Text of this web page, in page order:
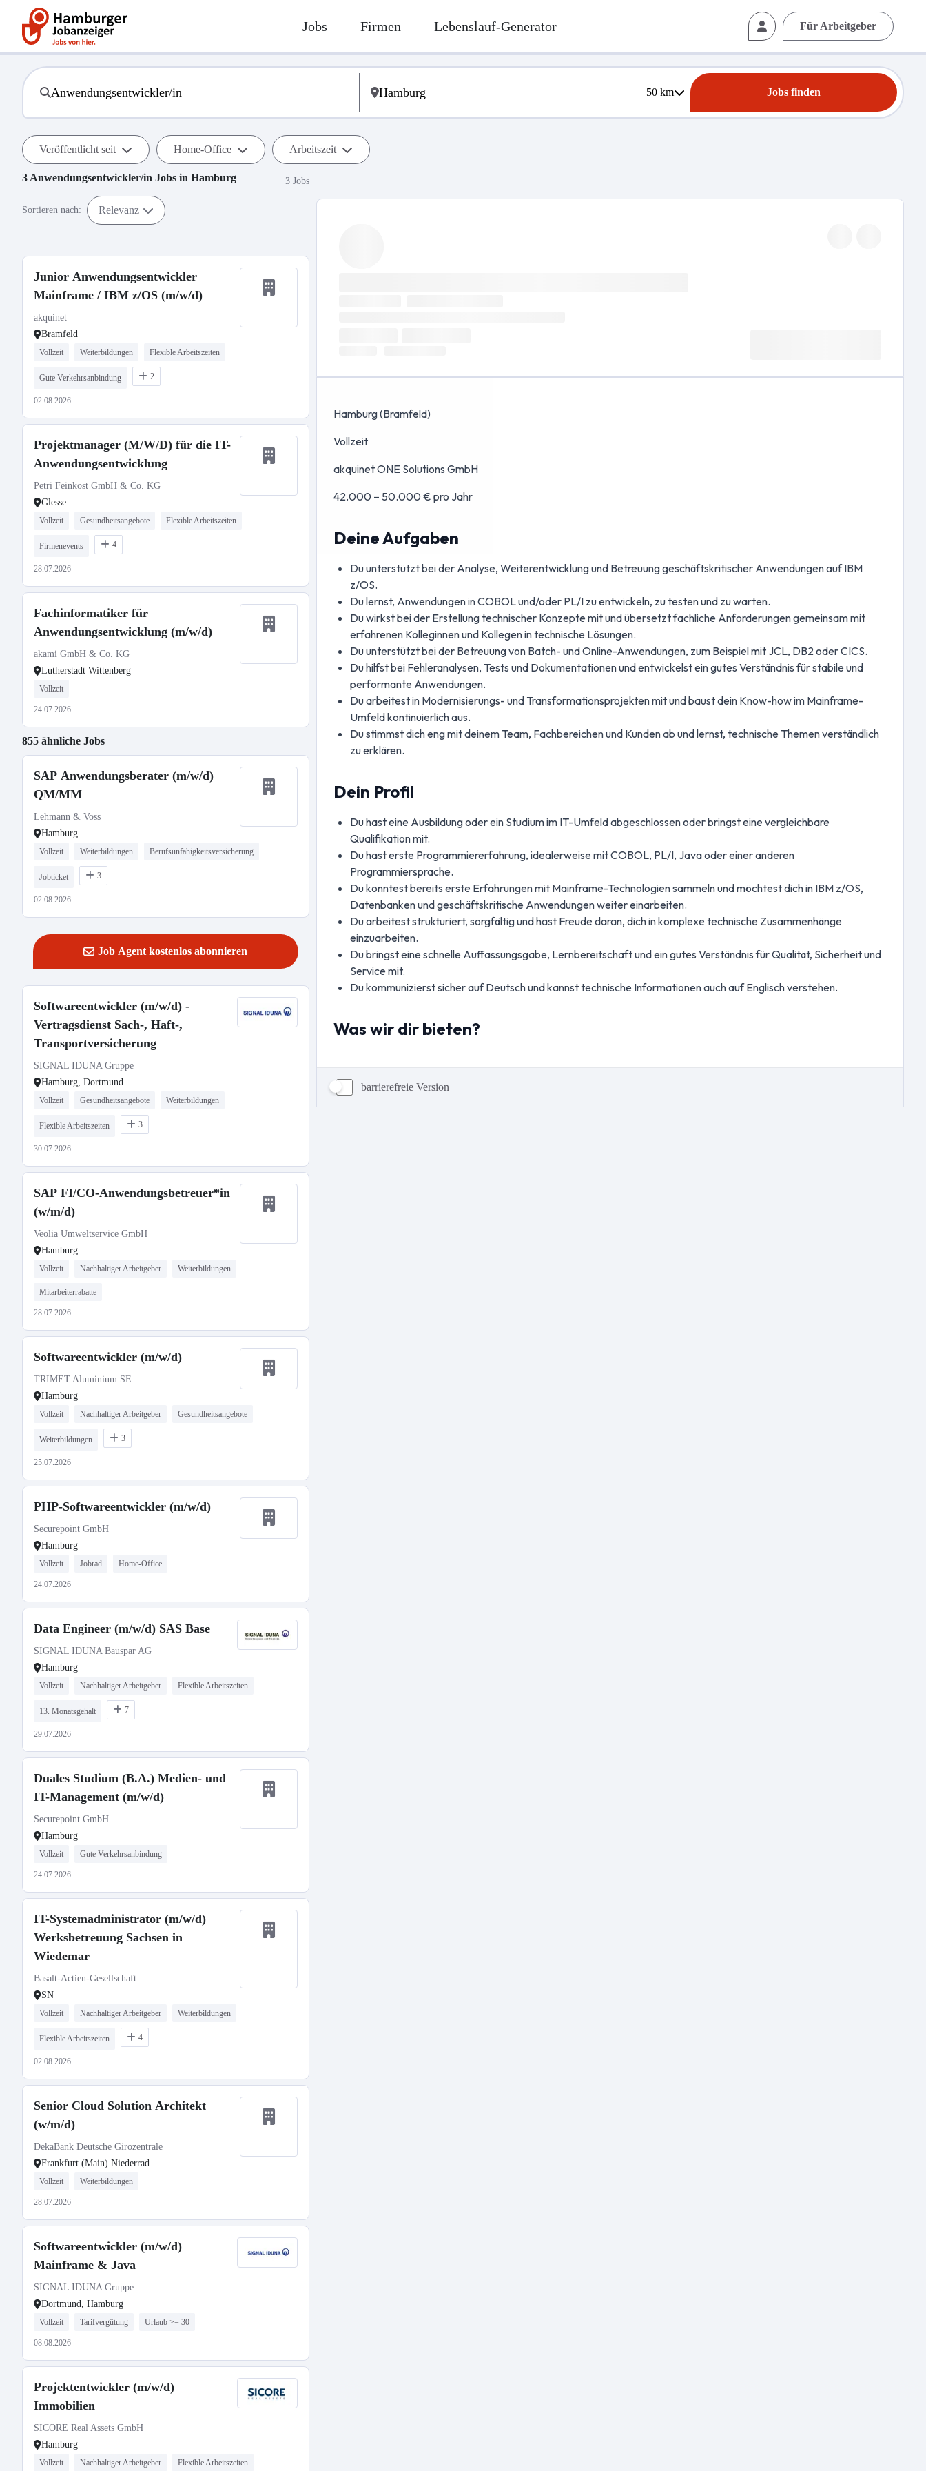
Jobs Firmen Lebenslauf-Generator Für Arbeitgeber
50km Jobs finden
Veröffentlicht seit Home-Office Arbeitszeit
3 Anwendungsentwickler/in Jobs in Hamburg 3 Jobs
Sortieren nach: Relevanz
Junior Anwendungsentwickler
Mainframe / IBM z/OS (m/w/d)
akquinet
Bramfeld
Vollzeit Weiterbildungen Flexible Arbeitszeiten
Gute Verkehrsanbindung 2
02.08.2026
Projektmanager (M/W/D) für die IT-
Anwendungsentwicklung
Petri Feinkost GmbH & Co. KG
Glesse
Vollzeit Gesundheitsangebote Flexible Arbeitszeiten
Firmenevents 4
28.07.2026
Fachinformatiker für
Anwendungsentwicklung (m/w/d)
akami GmbH & Co. KG
Lutherstadt Wittenberg
Vollzeit
24.07.2026
855 ähnliche Jobs
SAP Anwendungsberater (m/w/d)
QM/MM
Lehmann & Voss
Hamburg
Vollzeit Weiterbildungen Berufsunfähigkeitsversicherung
Jobticket 3
02.08.2026
Job Agent kostenlos abonnieren
Softwareentwickler (m/w/d) -
Vertragsdienst Sach-, Haft-,
Transportversicherung
SIGNAL IDUNA Gruppe
Hamburg, Dortmund
Vollzeit Gesundheitsangebote Weiterbildungen
Flexible Arbeitszeiten 3
30.07.2026
SAP FI/CO-Anwendungsbetreuer*in
(w/m/d)
Veolia Umweltservice GmbH
Hamburg
Vollzeit Nachhaltiger Arbeitgeber Weiterbildungen
Mitarbeiterrabatte
28.07.2026
Softwareentwickler (m/w/d)
TRIMET Aluminium SE
Hamburg
Vollzeit Nachhaltiger Arbeitgeber Gesundheitsangebote
Weiterbildungen 3
25.07.2026
PHP-Softwareentwickler (m/w/d)
Securepoint GmbH
Hamburg
Vollzeit Jobrad Home-Office
24.07.2026
Data Engineer (m/w/d) SAS Base
SIGNAL IDUNA Bauspar AG
Hamburg
Vollzeit Nachhaltiger Arbeitgeber Flexible Arbeitszeiten
13. Monatsgehalt 7
29.07.2026
Duales Studium (B.A.) Medien- und
IT-Management (m/w/d)
Securepoint GmbH
Hamburg
Vollzeit Gute Verkehrsanbindung
24.07.2026
IT-Systemadministrator (m/w/d)
Werksbetreuung Sachsen in
Wiedemar
Basalt-Actien-Gesellschaft
SN
Vollzeit Nachhaltiger Arbeitgeber Weiterbildungen
Flexible Arbeitszeiten 4
02.08.2026
Senior Cloud Solution Architekt
(w/m/d)
DekaBank Deutsche Girozentrale
Frankfurt (Main) Niederrad
Vollzeit Weiterbildungen
28.07.2026
Softwareentwickler (m/w/d)
Mainframe & Java
SIGNAL IDUNA Gruppe
Dortmund, Hamburg
Vollzeit Tarifvergütung Urlaub >= 30
08.08.2026
Projektentwickler (m/w/d)
Immobilien
SICORE Real Assets GmbH
Hamburg
Vollzeit Nachhaltiger Arbeitgeber Flexible Arbeitszeiten
barrierefreie Version